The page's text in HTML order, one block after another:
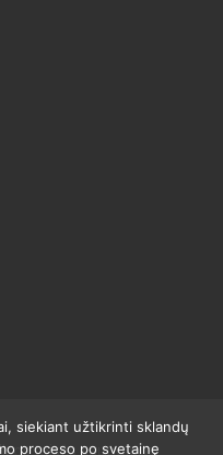
teisės saugomos.
siekiant užtikrinti sklandų
proceso po svetainę